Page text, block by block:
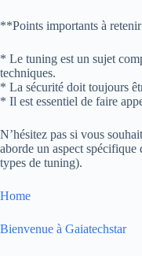
**Points importants à
* Le tuning est un sujet
techniques.
* La sécurité doit toujours
* Il est essentiel de faire
N’hésitez pas si vous
aborde un aspect
types de tuning).
Home
Bienvenue à Gaiatechstar